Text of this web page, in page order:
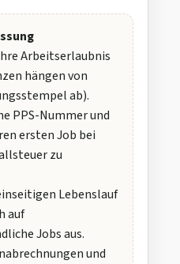
Arbeitserlaubnis
hängen von
ab).
PPS-Nummer und
ersten Job bei
zu
Lebenslauf
auf
Jobs aus.
und